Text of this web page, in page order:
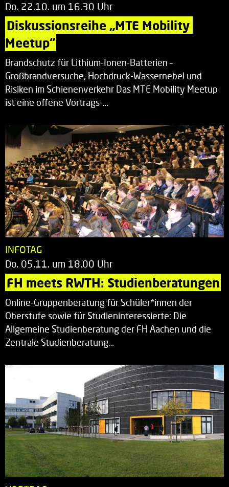
Do. 22.10. um 16.30 Uhr
Diskussionsreihe „MTE Mobility
Meetup“
Brandschutz für Lithium-Ionen-Batterien –
Großbrandversuche, Hochdruck-Wassernebel und
Risiken im Schienenverkehr Das MTE Mobility Meetup
ist eine offene Vortrags-…
INFOTAG
Do. 05.11. um 18.00 Uhr
FH meets RWTH: Studienberatungen
Online-Gruppenberatung für Schüler*innen der
Oberstufe sowie für Studieninteressierte: Die
Allgemeine Studienberatung der FH Aachen und die
Zentrale Studienberatung…